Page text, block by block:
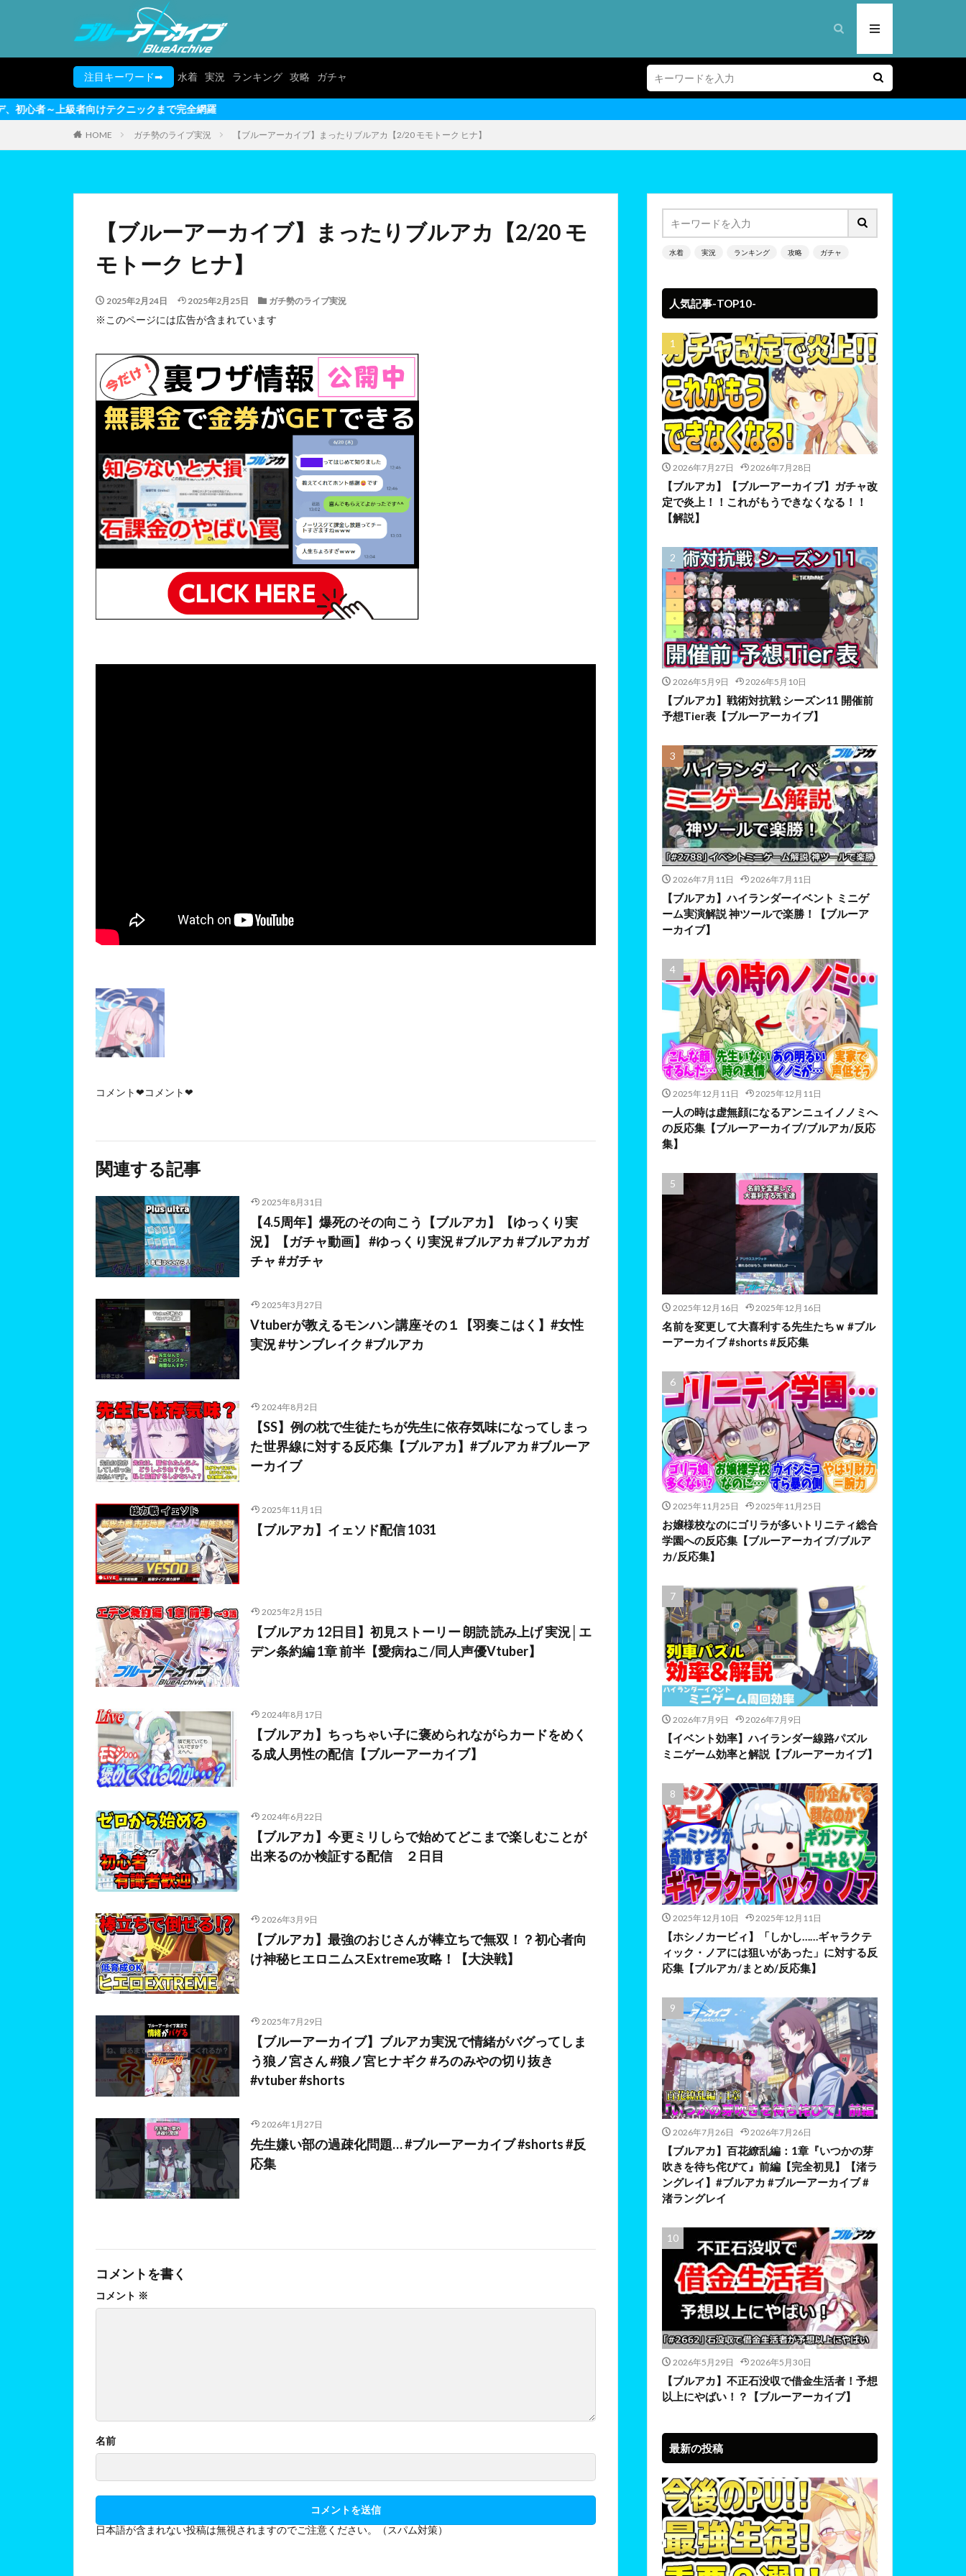
注目キーワード➡ 水着 実況 ランキング 攻略 ガチャ
けテクニックまで完全網羅
HOME ガチ勢のライブ実況 【ブルーアーカイブ】まったりブルアカ【2/20 モモトーク ヒナ】
【ブルーアーカイブ】まったりブルアカ【2/20 モ
モトーク ヒナ】
2025年2月24日 2025年2月25日 ガチ勢のライブ実況
※このページには広告が含まれています
コメント❤コメント❤
関連する記事
2025年8月31日
【4.5周年】爆死のその向こう【ブルアカ】【ゆっくり実
況】【ガチャ動画】 #ゆっくり実況 #ブルアカ #ブルアカガ
チャ #ガチャ
2025年3月27日
Vtuberが教えるモンハン講座その１【羽奏こはく】#女性
実況 #サンブレイク #ブルアカ
2024年8月2日
【SS】例の枕で生徒たちが先生に依存気味になってしまっ
た世界線に対する反応集【ブルアカ】#ブルアカ #ブルーア
ーカイブ
2025年11月1日
【ブルアカ】イェソド配信 1031
2025年2月15日
【ブルアカ 12日目】初見ストーリー 朗読 読み上げ 実況│エ
デン条約編 1章 前半【愛病ねこ/同人声優Vtuber】
2024年8月17日
【ブルアカ】ちっちゃい子に褒められながらカードをめく
る成人男性の配信【ブルーアーカイブ】
2024年6月22日
【ブルアカ】今更ミリしらで始めてどこまで楽しむことが
出来るのか検証する配信 ２日目
2026年3月9日
【ブルアカ】最強のおじさんが棒立ちで無双！？初心者向
け神秘ヒエロニムスExtreme攻略！【大決戦】
2025年7月29日
【ブルーアーカイブ】ブルアカ実況で情緒がバグってしま
う狼ノ宮さん #狼ノ宮ヒナギク #ろのみやの切り抜き
#vtuber #shorts
2026年1月27日
先生嫌い部の過疎化問題… #ブルーアーカイブ #shorts #反
応集
コメントを書く
コメント ※
名前
日本語が含まれない投稿は無視されますのでご注意ください。（スパム対策）
水着 実況 ランキング 攻略 ガチャ
人気記事-TOP10-
2026年7月27日 2026年7月28日
【ブルアカ】【ブルーアーカイブ】ガチャ改
定で炎上！！これがもうできなくなる！！
【解説】
2026年5月9日 2026年5月10日
【ブルアカ】戦術対抗戦 シーズン11 開催前
予想Tier表【ブルーアーカイブ】
2026年7月11日 2026年7月11日
【ブルアカ】ハイランダーイベント ミニゲ
ーム実演解説 神ツールで楽勝！【ブルーア
ーカイブ】
2025年12月11日 2025年12月11日
一人の時は虚無顔になるアンニュイノノミへ
の反応集【ブルーアーカイブ/ブルアカ/反応
集】
2025年12月16日 2025年12月16日
名前を変更して大喜利する先生たちｗ #ブル
ーアーカイブ #shorts #反応集
2025年11月25日 2025年11月25日
お嬢様校なのにゴリラが多いトリニティ総合
学園への反応集【ブルーアーカイブ/ブルア
カ/反応集】
2026年7月9日 2026年7月9日
【イベント効率】ハイランダー線路パズル
ミニゲーム効率と解説【ブルーアーカイブ】
2025年12月10日 2025年12月11日
【ホシノカービィ】「しかし……ギャラクテ
ィック・ノアには狙いがあった」に対する反
応集【ブルアカ/まとめ/反応集】
2026年7月26日 2026年7月26日
【ブルアカ】百花繚乱編：1章『いつかの芽
吹きを待ち侘びて』前編【完全初見】【渚ラ
ングレイ】#ブルアカ #ブルーアーカイブ #
渚ラングレイ
2026年5月29日 2026年5月30日
【ブルアカ】不正石没収で借金生活者！予想
以上にやばい！？【ブルーアーカイブ】
最新の投稿